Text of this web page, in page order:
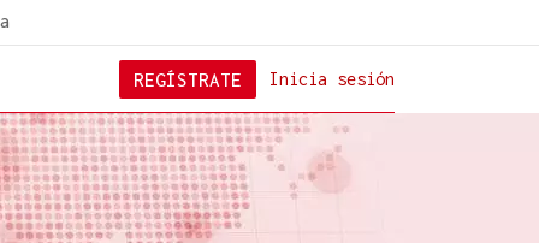
Inicia sesión
REGÍSTRATE